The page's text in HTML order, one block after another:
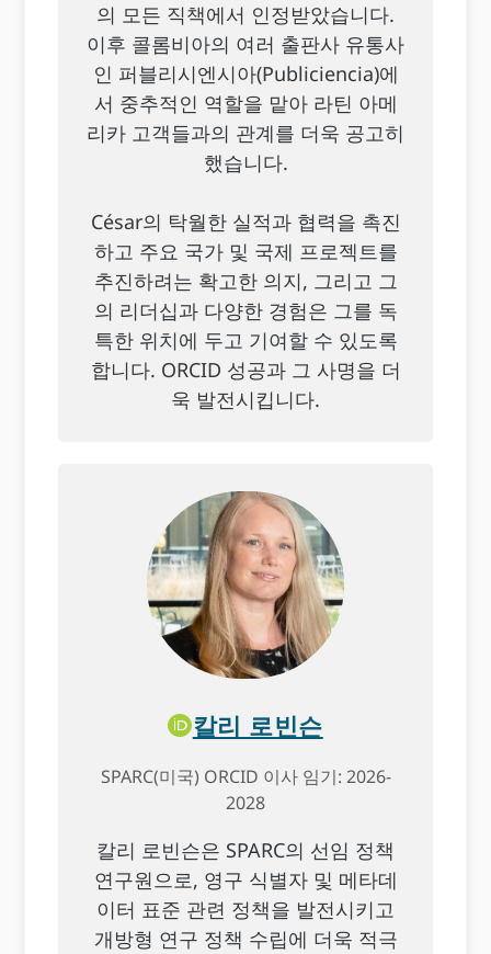
의 모든 직책에서 인정받았습니다.
이후 콜롬비아의 여러 출판사 유통사
인 퍼블리시엔시아(Publiciencia)에
서 중추적인 역할을 맡아 라틴 아메
리카 고객들과의 관계를 더욱 공고히
했습니다.
César의 탁월한 실적과 협력을 촉진
하고 주요 국가 및 국제 프로젝트를
추진하려는 확고한 의지, 그리고 그
의 리더십과 다양한 경험은 그를 독
특한 위치에 두고 기여할 수 있도록
합니다. ORCID 성공과 그 사명을 더
욱 발전시킵니다.
칼리 로빈슨
SPARC(미국) ORCID 이사 임기: 2026-
2028
칼리 로빈슨은 SPARC의 선임 정책
연구원으로, 영구 식별자 및 메타데
이터 표준 관련 정책을 발전시키고
개방형 연구 정책 수립에 더욱 적극